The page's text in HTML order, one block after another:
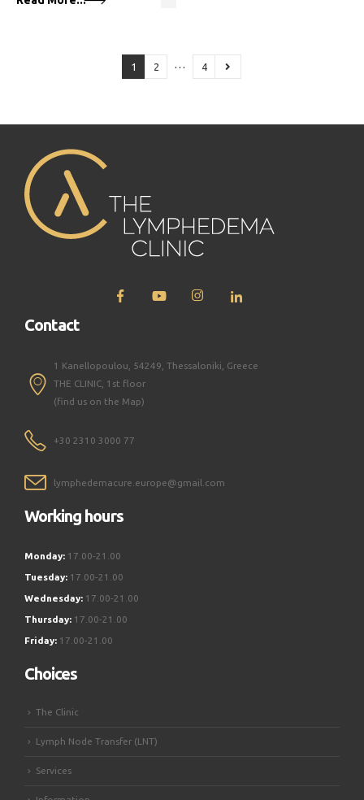
1 2 4
Contact
1 Kanellopoulou, 54249, Thessaloniki, Greece
THE CLINIC, 1st floor
(find us on the Map)
+30 2310 3000 77
lymphedemacure.europe@gmail.com
Working hours
Monday: 17.00-21.00
Tuesday: 17.00-21.00
Wednesday: 17.00-21.00
Thursday: 17.00-21.00
Friday: 17.00-21.00
Choices
The Clinic
Lymph Node Transfer (LNT)
Services